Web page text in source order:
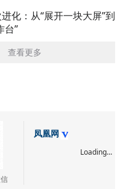
化：从“展开一块大屏”到
台”
查看更多
凤凰网
Loading...